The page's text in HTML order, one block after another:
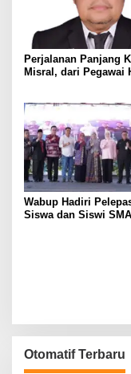
Perjalanan Panjang
Misral, dari Pegawai
Eselon III
Wabup Hadiri
Siswa dan Siswi
Otomatif Terbaru